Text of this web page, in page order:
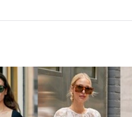
Blog